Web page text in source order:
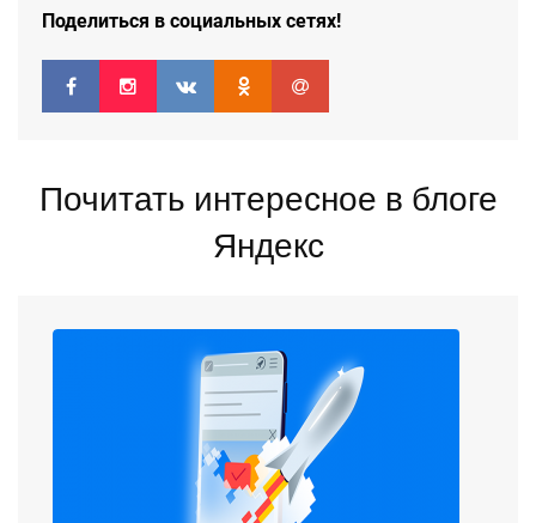
Поделиться в социальных сетях!
Почитать интересное в блоге
Яндекс